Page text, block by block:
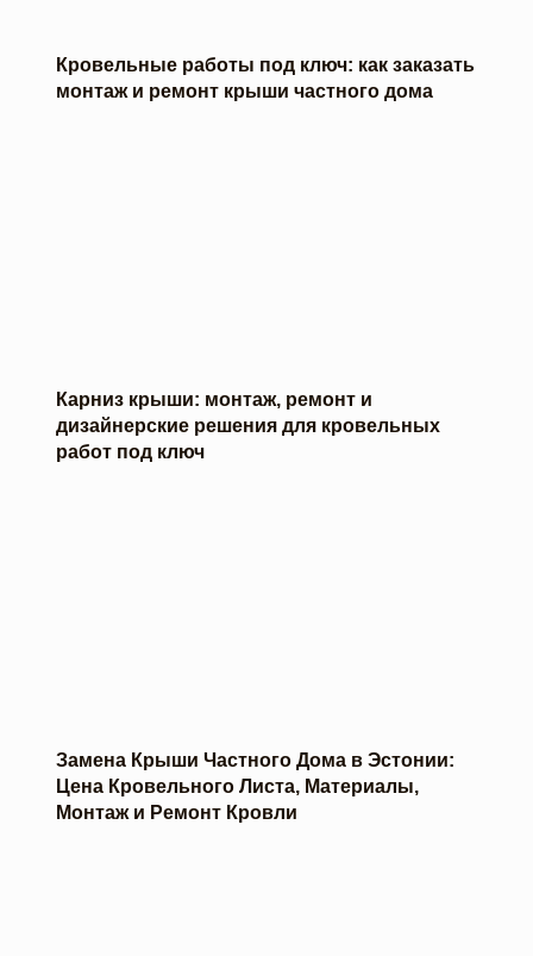
Кровельные работы под ключ: как заказать
монтаж и ремонт крыши частного дома
Карниз крыши: монтаж, ремонт и
дизайнерские решения для кровельных
работ под ключ
Замена Крыши Частного Дома в Эстонии:
Цена Кровельного Листа, Материалы,
Монтаж и Ремонт Кровли